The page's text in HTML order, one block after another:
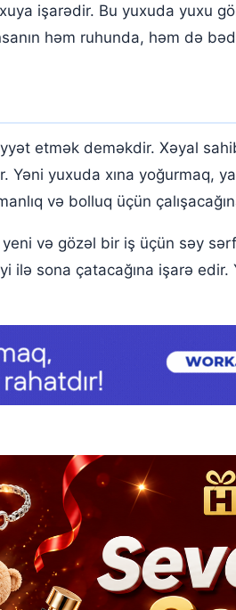
işarədir. Bu yuxuda yuxu
həm ruhunda, həm də
etmək deməkdir. Xəyal
Yəni yuxuda xına yoğurmaq,
və bolluq üçün
və gözəl bir iş üçün səy
ilə sona çatacağına işarə